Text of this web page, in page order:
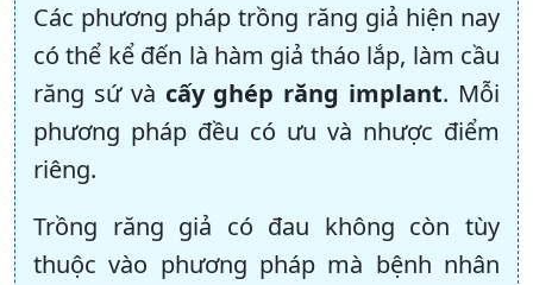
Các phương pháp trồng răng giả hiện nay
có thể kể đến là hàm giả tháo lắp, làm cầu
răng sứ và cấy ghép răng implant. Mỗi
phương pháp đều có ưu và nhược điểm
riêng.
Trồng răng giả có đau không còn tùy
thuộc vào phương pháp mà bệnh nhân